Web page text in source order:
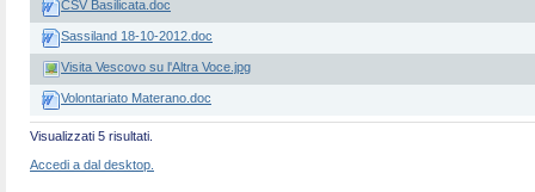
CSV Basilicata.doc
Sassiland 18-10-2012.doc
Visita Vescovo su l'Altra Voce.jpg
Volontariato Materano.doc
Visualizzati 5 risultati.
Accedi a dal desktop.